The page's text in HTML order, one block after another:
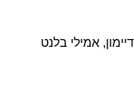
דיימון, אמילי בלנט